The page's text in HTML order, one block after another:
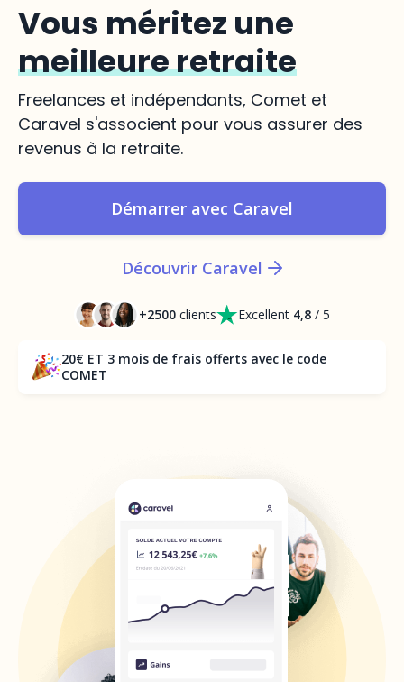
Vous méritez une
meilleure retraite
Freelances et indépendants, Comet et
Caravel s'associent pour vous assurer des
revenus à la retraite.
Démarrer avec Caravel
Découvrir Caravel
+2500 clients Excellent 4,8 / 5
20€ ET 3 mois de frais offerts avec le code
COMET